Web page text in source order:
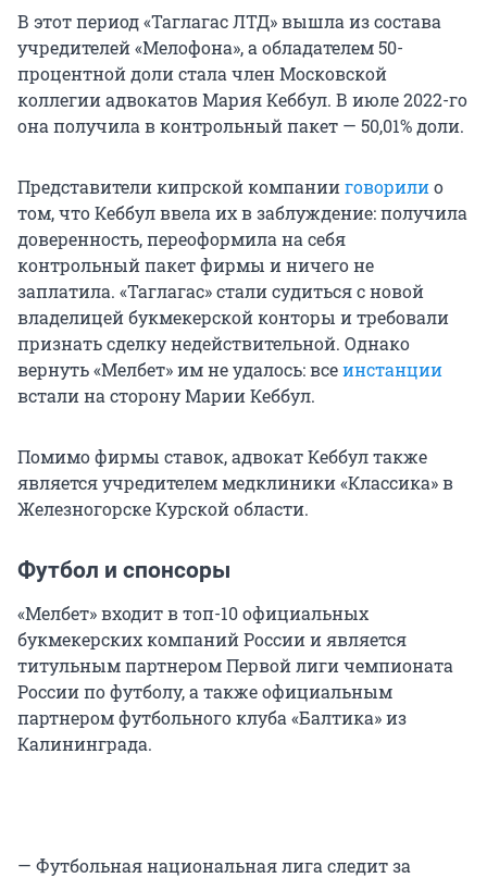
В этот период «Таглагас ЛТД» вышла из состава
учредителей «Мелофона», а обладателем 50-
процентной доли стала член Московской
коллегии адвокатов Мария Кеббул. В июле 2022-го
она получила в контрольный пакет — 50,01% доли.
Представители кипрской компанииговорилио
том, что Кеббул ввела их в заблуждение: получила
доверенность, переоформила на себя
контрольный пакет фирмы и ничего не
заплатила. «Таглагас» стали судиться с новой
владелицей букмекерской конторы и требовали
признать сделку недействительной. Однако
вернуть «Мелбет» им не удалось: всеинстанции
встали на сторону Марии Кеббул.
Помимо фирмы ставок, адвокат Кеббул также
является учредителем медклиники «Классика» в
Железногорске Курской области.
Футбол и спонсоры
«Мелбет» входит в топ-10 официальных
букмекерских компаний России и является
титульным партнером Первой лиги чемпионата
России по футболу, а также официальным
партнером футбольного клуба «Балтика» из
Калининграда.
— Футбольная национальная лига следит за